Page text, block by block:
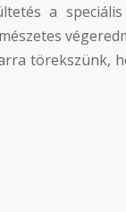
a
törekszünk,